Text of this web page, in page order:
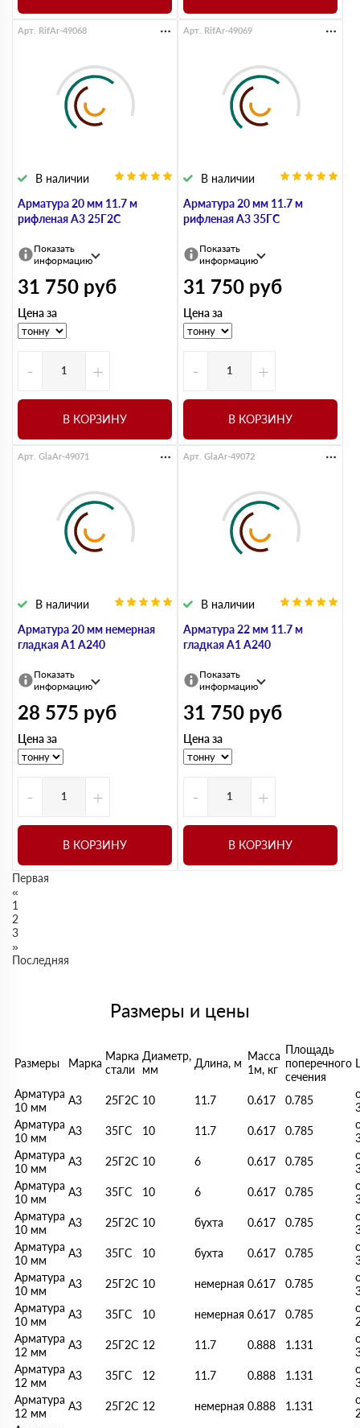
Арматура 20 мм 11.7 м
рифленая А3 25Г2С
В наличии
Арт. RifAr-49068
Показать
информацию
31 750 руб
Цена за
- +
В КОРЗИНУ
Арматура 20 мм 11.7 м
рифленая А3 35ГС
В наличии
Арт. RifAr-49069
Показать
информацию
31 750 руб
Цена за
- +
В КОРЗИНУ
Арматура 20 мм немерная
гладкая А1 А240
В наличии
Арт. GlaAr-49071
Показать
информацию
28 575 руб
Цена за
- +
В КОРЗИНУ
Арматура 22 мм 11.7 м
гладкая А1 А240
В наличии
Арт. GlaAr-49072
Показать
информацию
31 750 руб
Цена за
- +
В КОРЗИНУ
Первая
«
1
2
3
»
Последняя
Размеры и цены
Размеры Марка
Марка
стали
Диаметр,
мм
Длина, м
Масса
1м, кг
Площадь
поперечного
сечения
Арматура
10 мм
А3 25Г2С 10 11.7 0.617 0.785
Арматура
10 мм
А3 35ГС 10 11.7 0.617 0.785
Арматура
10 мм
А3 25Г2С 10 6 0.617 0.785
Арматура
10 мм
А3 35ГС 10 6 0.617 0.785
Арматура
10 мм
А3 25Г2С 10 бухта 0.617 0.785
Арматура
10 мм
А3 35ГС 10 бухта 0.617 0.785
Арматура
10 мм
А3 25Г2С 10 немерная 0.617 0.785
Арматура
10 мм
А3 35ГС 10 немерная 0.617 0.785
Арматура
12 мм
А3 25Г2С 12 11.7 0.888 1.131
Арматура
12 мм
А3 35ГС 12 11.7 0.888 1.131
Арматура
12 мм
А3 25Г2С 12 немерная 0.888 1.131